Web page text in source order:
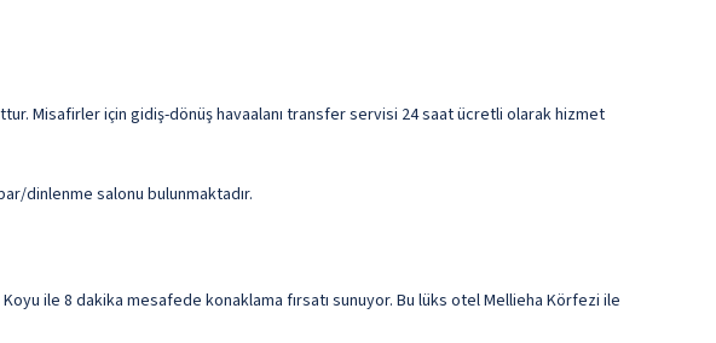
Misafirler için gidiş-dönüş havaalanı transfer servisi 24 saat ücretli olarak hizmet
dinlenme salonu bulunmaktadır.
ile 8 dakika mesafede konaklama fırsatı sunuyor. Bu lüks otel Mellieha Körfezi ile